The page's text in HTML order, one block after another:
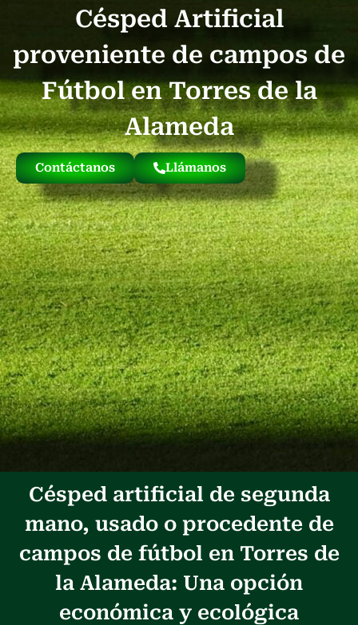
Césped Artificial
proveniente de campos de
Fútbol en Torres de la
Alameda
Contáctanos Llámanos
Césped artificial de segunda
mano, usado o procedente de
campos de fútbol en Torres de
la Alameda: Una opción
económica y ecológica